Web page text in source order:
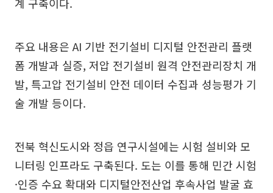
주요 내용은 AI 기반 전기설비 디지털 안전관리 플랫
폼 개발과 실증, 저압 전기설비 원격 안전관리장치 개
발, 특고압 전기설비 안전 데이터 수집과 성능평가 기
술 개발 등이다.
전북 혁신도시와 정읍 연구시설에는 시험 설비와 모
니터링 인프라도 구축된다. 도는 이를 통해 민간 시험
·인증 수요 확대와 디지털안전산업 후속사업 발굴 효